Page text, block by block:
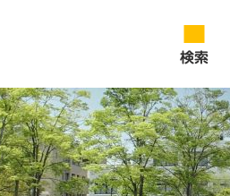
検索